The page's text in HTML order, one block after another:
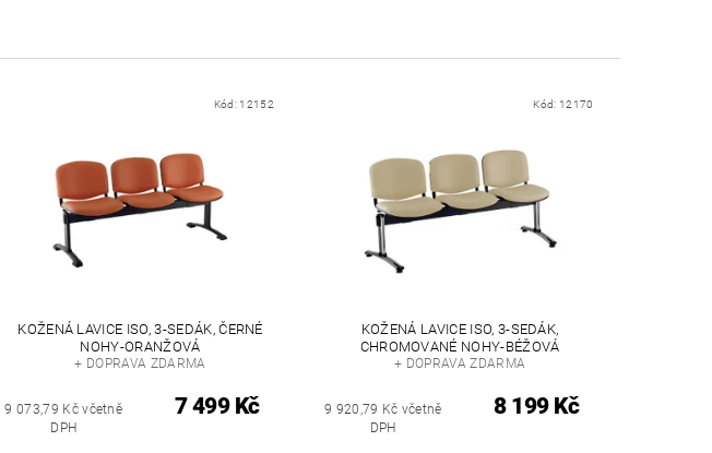
Kód: 12152
KOŽENÁ LAVICE ISO, 3-SEDÁK, ČERNÉ
NOHY-ORANŽOVÁ
+ DOPRAVA ZDARMA
9 073,79 Kč včetně
DPH
7 499 Kč
Kód: 12170
KOŽENÁ LAVICE ISO, 3-SEDÁK,
CHROMOVANÉ NOHY-BÉŽOVÁ
+ DOPRAVA ZDARMA
9 920,79 Kč včetně
DPH
8 199 Kč